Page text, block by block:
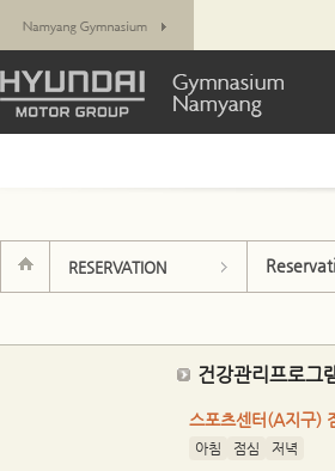
RESERVATION
건강관리프로그
스포츠센터(A지구)
아침 점심 저녁